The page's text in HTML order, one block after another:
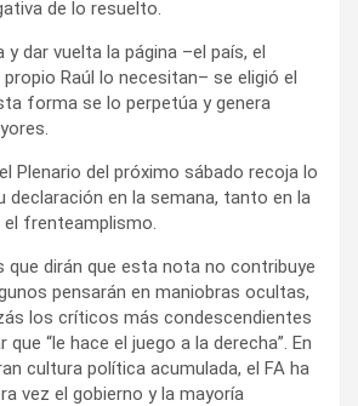
de lo resuelto.
dar vuelta la página –el país, el
propio Raúl lo necesitan– se eligió el
forma se lo perpetúa y genera
Plenario del próximo sábado recoja lo
declaración en la semana, tanto en la
frenteamplismo.
que dirán que esta nota no contribuye
pensarán en maniobras ocultas,
los críticos más condescendientes
“le hace el juego a la derecha”. En
cultura política acumulada, el FA ha
vez el gobierno y la mayoría